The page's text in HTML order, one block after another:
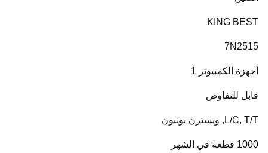
KING BEST
7N2515
أجهزة الكمبيوتر 1
قابل للتفاوض
L/C, T/T, ويسترن يونيون
1000 قطعة في الشهر